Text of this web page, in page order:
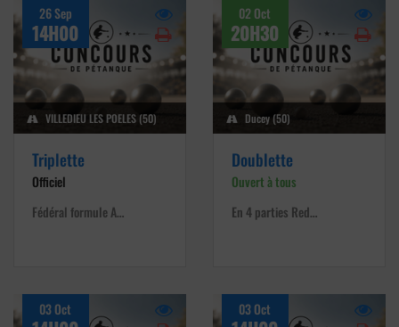
26 Sep
14H00
VILLEDIEU LES POELES (50)
Triplette
Officiel
Fédéral formule A…
02 Oct
20H30
Ducey (50)
Doublette
Ouvert à tous
En 4 parties Red…
03 Oct 03 Oct